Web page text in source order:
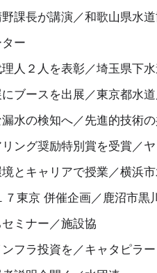
課長が講演／和歌山県水
ー
人２人を表彰／埼玉県下
ブースを出展／東京都水
水の検知へ／先進的技術
ング奨励特別賞を受賞／
とキャリアで授業／横浜
７東京 併催企画／鹿沼市
ミナー／施設協
フラ投資を／キャタピラ